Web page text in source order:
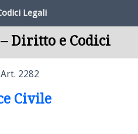
Legali
– Diritto e Codici
Art. 2282
Civile